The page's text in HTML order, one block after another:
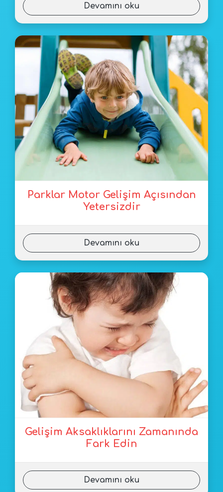
Devamını oku
Parklar Motor Gelişim Açısından
Yetersizdir
Devamını oku
Gelişim Aksaklıklarını Zamanında
Fark Edin
Devamını oku